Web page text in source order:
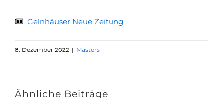
Gelnhäuser Neue Zeitung
8. Dezember 2022 | Masters
Ähnliche Beiträge